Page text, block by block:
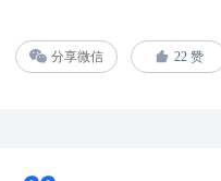
分享微信 22赞